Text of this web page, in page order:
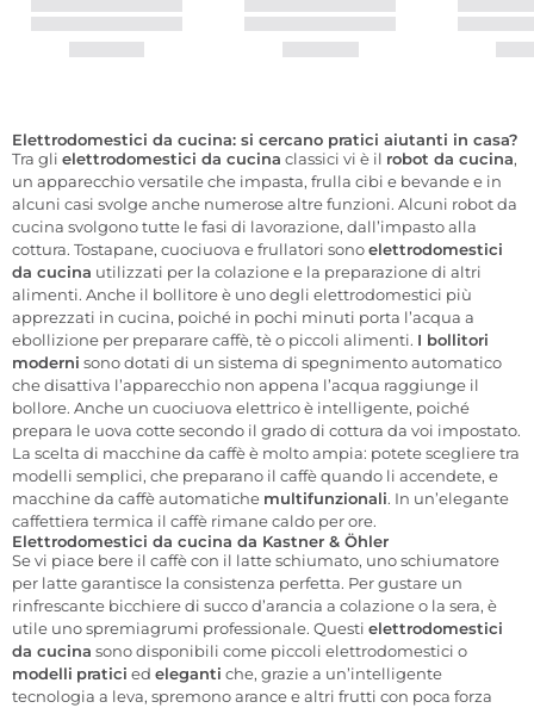
Elettrodomestici da cucina: si cercano pratici aiutanti in casa?
Tra gli elettrodomestici da cucina classici vi è il robot da cucina,
un apparecchio versatile che impasta, frulla cibi e bevande e in
alcuni casi svolge anche numerose altre funzioni. Alcuni robot da
cucina svolgono tutte le fasi di lavorazione, dall’impasto alla
cottura. Tostapane, cuociuova e frullatori sonoelettrodomestici
da cucina utilizzati per la colazione e la preparazione di altri
alimenti. Anche il bollitore è uno degli elettrodomestici più
apprezzati in cucina, poiché in pochi minuti porta l’acqua a
ebollizione per preparare caffè, tè o piccoli alimenti. I bollitori
moderni sono dotati di un sistema di spegnimento automatico
che disattiva l’apparecchio non appena l’acqua raggiunge il
bollore. Anche un cuociuova elettrico è intelligente, poiché
prepara le uova cotte secondo il grado di cottura da voi impostato.
La scelta di macchine da caffè è molto ampia: potete scegliere tra
modelli semplici, che preparano il caffè quando li accendete, e
macchine da caffè automatiche multifunzionali. In un’elegante
caffettiera termica il caffè rimane caldo per ore.
Elettrodomestici da cucina da Kastner & Öhler
Se vi piace bere il caffè con il latte schiumato, uno schiumatore
per latte garantisce la consistenza perfetta. Per gustare un
rinfrescante bicchiere di succo d’arancia a colazione o la sera, è
utile uno spremiagrumi professionale. Questi elettrodomestici
da cucina sono disponibili come piccoli elettrodomestici o
modelli pratici ed eleganti che, grazie a un’intelligente
tecnologia a leva, spremono arance e altri frutti con poca forza